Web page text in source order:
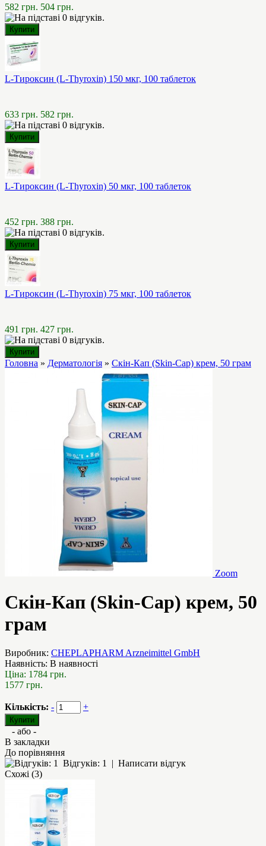
582 грн. 504 грн.
L-Тироксин (L-Thyroxin) 150 мкг, 100 таблеток
633 грн. 582 грн.
L-Тироксин (L-Thyroxin) 50 мкг, 100 таблеток
452 грн. 388 грн.
L-Тироксин (L-Thyroxin) 75 мкг, 100 таблеток
491 грн. 427 грн.
Головна » Дерматологія » Скін-Кап (Skin-Cap) крем, 50 грам
Zoom
Скін-Кап (Skin-Cap) крем, 50
грам
Виробник: CHEPLAPHARM Arzneimittel GmbH
Наявність: В наявності
Ціна: 1784 грн.
1577 грн.
Кількість: - +
- або -
В закладки
До порівняння
Відгуків: 1 | Написати відгук
Схожі (3)